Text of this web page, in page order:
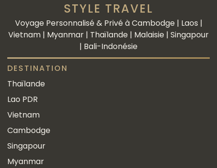
STYLE TRAVEL
Voyage Personnalisé & Privé à Cambodge | Laos |
Vietnam | Myanmar | Thaïlande | Malaisie | Singapour
| Bali-Indonésie
DESTINATION
Thaïlande
Lao PDR
Vietnam
Cambodge
Singapour
Myanmar